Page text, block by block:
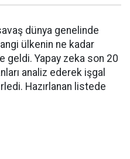
dünya genelinde
ülkenin ne kadar
geldi. Yapay zeka son 20
analiz ederek işgal
Hazırlanan listede